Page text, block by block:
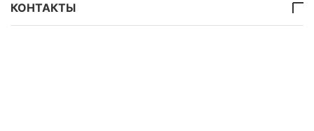
КОНТАКТЫ